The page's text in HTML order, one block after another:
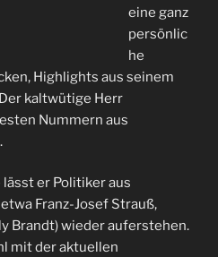
eine ganz
persönlic
he
Highlights aus seinem
kaltwütige Herr
Nummern aus
er Politiker aus
Franz-Josef Strauß,
Brandt) wieder auferstehen.
mit der aktuellen